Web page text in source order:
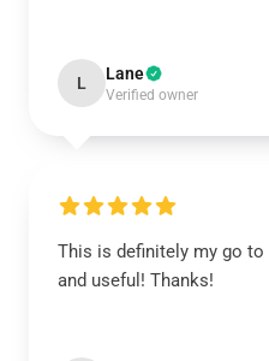
L Lane
Verified owner
This is definitely my go to
and useful! Thanks!